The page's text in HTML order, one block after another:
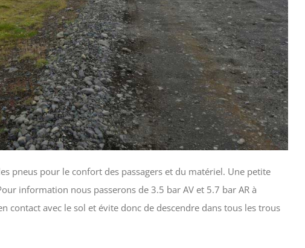
pneus pour le confort des passagers et du matériel. Une petite
information nous passerons de 3.5 bar AV et 5.7 bar AR à
contact avec le sol et évite donc de descendre dans tous les trous